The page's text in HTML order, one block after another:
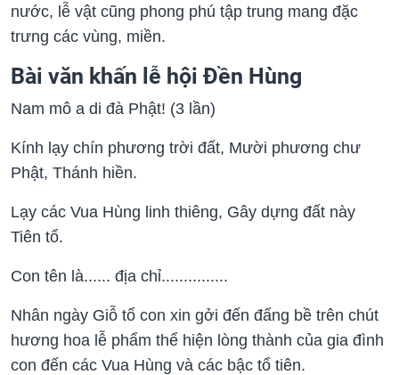
nước, lễ vật cũng phong phú tập trung mang đặc
trưng các vùng, miền.
Bài văn khấn lễ hội Đền Hùng
Nam mô a di đà Phật! (3 lần)
Kính lạy chín phương trời đất, Mười phương chư
Phật, Thánh hiền.
Lạy các Vua Hùng linh thiêng, Gây dựng đất này
Tiên tổ.
Con tên là...... địa chỉ...............
Nhân ngày Giỗ tổ con xin gởi đến đấng bề trên chút
hương hoa lễ phẩm thể hiện lòng thành của gia đình
con đến các Vua Hùng và các bậc tổ tiên.